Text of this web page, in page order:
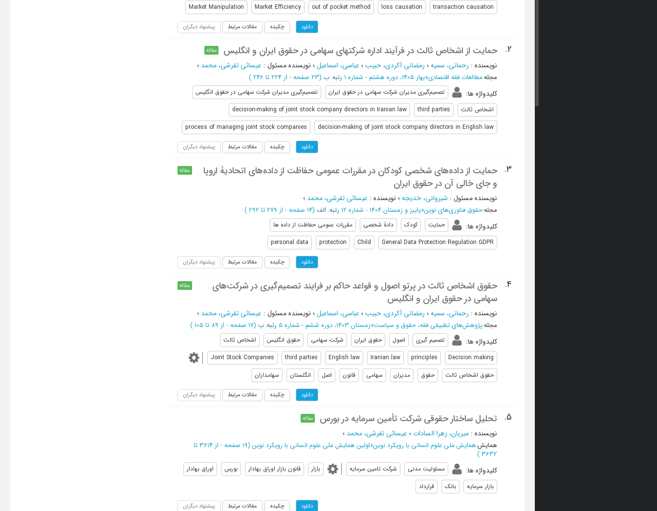
transaction causation
loss causation
out of pocket method
Market Efficiency
Market Manipulation
دانلود چکیده مقالات مرتبط پیشنهاد دیگران
2. حمایت از اشخاص ثالث در فرآیند اداره شرکتهای سهامی در حقوق ایران و انگلیس مقاله
نویسنده : رحمانی، سمیه؛ رمضانی آکردی، حبیب؛ عباسی، اسماعیل؛ نویسنده مسئول : عیسائی تفرشی، محمد ؛
مجله:مطالعات فقه اقتصادی»بهار 1405، دوره هشتم - شماره 1 رتبه: ب (‎23 صفحه - از 224 تا 246 )
کلیدواژه ها: تصمیم‌گیری مدیران شرکت سهامی در حقوق ایران
تصمیم‌گیری مدیران شرکت سهامی در حقوق انگلیس
اشخاص ثالث
third parties
decision-making of joint stock company directors in Iranian law
decision-making of joint stock company directors in English law
process of managing joint stock companies
دانلود چکیده مقالات مرتبط پیشنهاد دیگران
3.
حمایت از داده‌های شخصی کودکان در مقررات عمومی حفاظت از داده‌های اتحادیۀ اروپا
و جای خالی آن در حقوق ایران
مقاله
نویسنده مسئول : شیروانی، خدیجه؛ نویسنده : عیسائی تفرشی، محمد ؛
مجله:حقوق فناوری‌های نوین»پاییز و زمستان 1404 - شماره 12 رتبه: الف (‎14 صفحه - از 279 تا 292 )
کلیدواژه ها: حمایت کودک دادۀ شخصی
مقررات عمومی حفاظت از داده ها
General Data Protection Regulation GDPR
Child
protection
personal data
دانلود چکیده مقالات مرتبط پیشنهاد دیگران
4.
حقوق اشخاص ثالث در پرتو اصول و قواعد حاکم بر فرایند تصمیم‌گیری در شرکت‌های
سهامی در حقوق ایران و انگلیس
مقاله
نویسنده : رحمانی، سمیه؛ رمضانی آکردی، حبیب؛ عباسی، اسماعیل؛ نویسنده مسئول : عیسائی تفرشی، محمد ؛
مجله:پژوهش‌های تطبیقی فقه، حقوق و سیاست»زمستان 1403، دوره ششم - شماره 5 رتبه: ب (‎17 صفحه - از 89 تا 105 )
کلیدواژه ها: تصمیم گیری اصول حقوق ایران شرکت سهامی حقوق انگلیس
اشخاص ثالث
Decision making
principles
Iranian law
English law
third parties
Joint Stock Companies
حقوق اشخاص ثالث
حقوق مدیران سهامی قانون اصل انگلستان سهامداران
دانلود چکیده مقالات مرتبط پیشنهاد دیگران
5. تحلیل ساختار حقوقی شرکت تأمین سرمایه در بورس مقاله
نویسنده : میریان، زهرا السادات ؛ عیسائی تفرشی، محمد ؛
همایش:همایش ملی علوم انسانی با رویکرد نوین»اولین همایش ملی علوم انسانی با رویکرد نوین (‎19 صفحه -
از 3614 تا
3632
)
کلیدواژه ها: مسئولیت مدنی شرکت تامین سرمایه بازار قانون بازار اوراق بهادار بورس
اوراق بهادار
بازار سرمایه
بانک قرارداد
دانلود چکیده مقالات مرتبط پیشنهاد دیگران